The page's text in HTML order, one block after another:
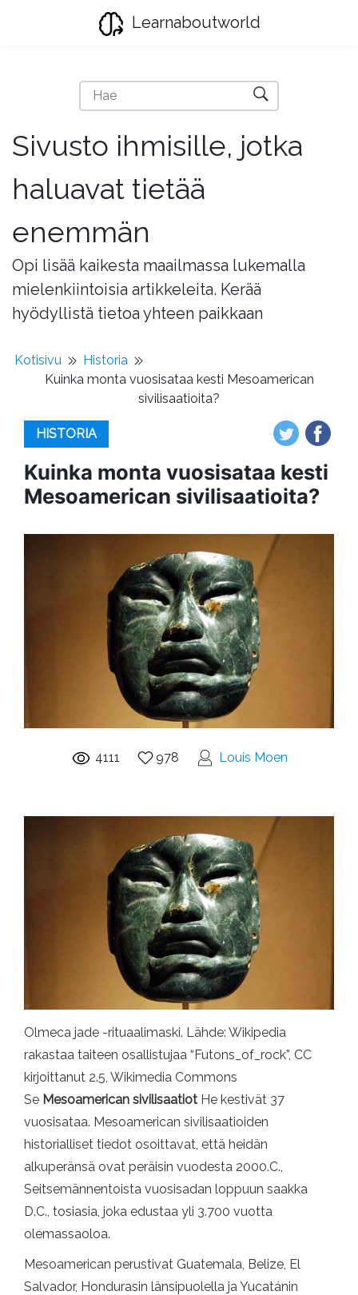
Learnaboutworld
Sivusto ihmisille, jotka
haluavat tietää
enemmän
Opi lisää kaikesta maailmassa lukemalla
mielenkiintoisia artikkeleita. Kerää
hyödyllistä tietoa yhteen paikkaan
Kotisivu
Historia
Kuinka monta vuosisataa kesti Mesoamerican
sivilisaatioita?
HISTORIA
Kuinka monta vuosisataa kesti
Mesoamerican sivilisaatioita?
4111 978 Louis Moen
Olmeca jade -rituaalimaski. Lähde: Wikipedia
rakastaa taiteen osallistujaa “Futons_of_rock”, CC
kirjoittanut 2.5, Wikimedia Commons
Se Mesoamerican sivilisaatiot He kestivät 37
vuosisataa. Mesoamerican sivilisaatioiden
historialliset tiedot osoittavat, että heidän
alkuperänsä ovat peräisin vuodesta 2000.C.,
Seitsemännentoista vuosisadan loppuun saakka
D.C., tosiasia, joka edustaa yli 3.700 vuotta
olemassaoloa.
Mesoamerican perustivat Guatemala, Belize, El
Salvador, Hondurasin länsipuolella ja Yucatánin